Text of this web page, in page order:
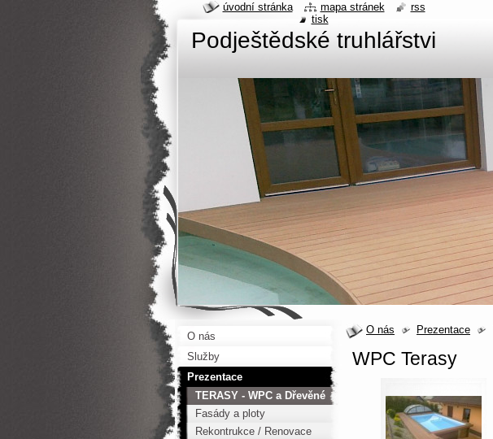
Podještědské truhlářstvi
O nás Prezentace
WPC Terasy
O nás
Služby
Prezentace
TERASY - WPC a Dřevěné
Fasády a ploty
Rekontrukce / Renovace
úvodní stránka mapa stránek
rss
tisk